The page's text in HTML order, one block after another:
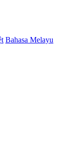
Bahasa Melayu